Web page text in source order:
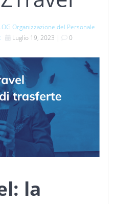
Organizzazione del Personale
Luglio 19, 2023 | 0
la